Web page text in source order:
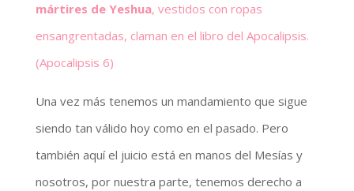
mártires de Yeshua, vestidos con ropas
ensangrentadas, claman en el libro del Apocalipsis.
(Apocalipsis 6)
Una vez más tenemos un mandamiento que sigue
siendo tan válido hoy como en el pasado. Pero
también aquí el juicio está en manos del Mesías y
nosotros, por nuestra parte, tenemos derecho a